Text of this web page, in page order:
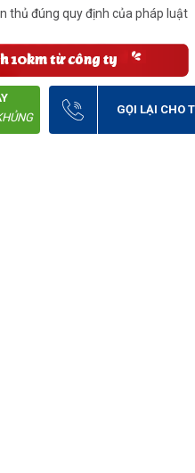
thủ đúng quy định của pháp luật
GỌI LẠI CHO